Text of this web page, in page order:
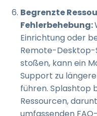
Begrenzte
Fehlerbehebung:
Einrichtung oder
Remote-
stoßen, kann ein
Support zu
führen. Splashtop
Ressourcen,
umfassenden